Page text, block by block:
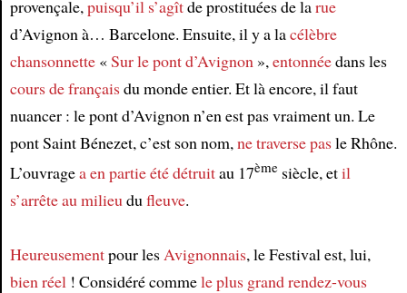
Article
provençale,puisqu’il s’agîtde prostituées de larue
d’Avignon à… Barcelone. Ensuite, il y a lacélèbre
chansonnette«Sur le pont d’Avignon»,entonnéedans les
cours de françaisdu monde entier. Et là encore, il faut
nuancer : le pont d’Avignon n’en est pas vraiment un. Le
pont Saint Bénezet, c’est son nom,ne traverse pasle Rhône.
L’ouvragea en partie été détruitau 17èmesiècle, etil
s’arrête au milieudufleuve.
Heureusementpour lesAvignonnais, le Festival est, lui,
bien réel! Considéré commele plus grandrendez-vous